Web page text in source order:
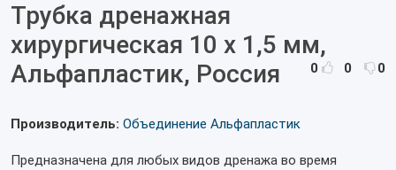
Трубка дренажная
хирургическая 10 х 1,5 мм,
Альфапластик, Россия
0 0 0
Производитель: Объединение Альфапластик
Предназначена для любых видов дренажа во время